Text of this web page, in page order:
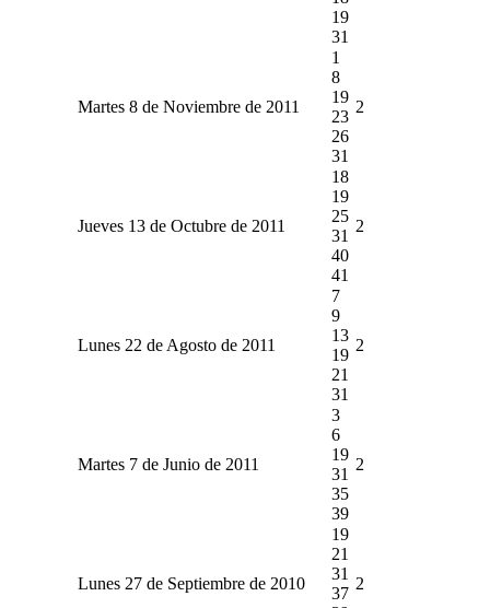
19
31
Martes 8 de Noviembre de 2011
1
8
19
23
26
31
2
Jueves 13 de Octubre de 2011
18
19
25
31
40
41
2
Lunes 22 de Agosto de 2011
7
9
13
19
21
31
2
Martes 7 de Junio de 2011
3
6
19
31
35
39
2
Lunes 27 de Septiembre de 2010
19
21
31
37
2